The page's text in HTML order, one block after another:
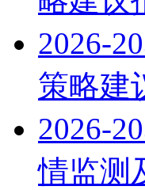
2026-
策略建
2026-
情监测